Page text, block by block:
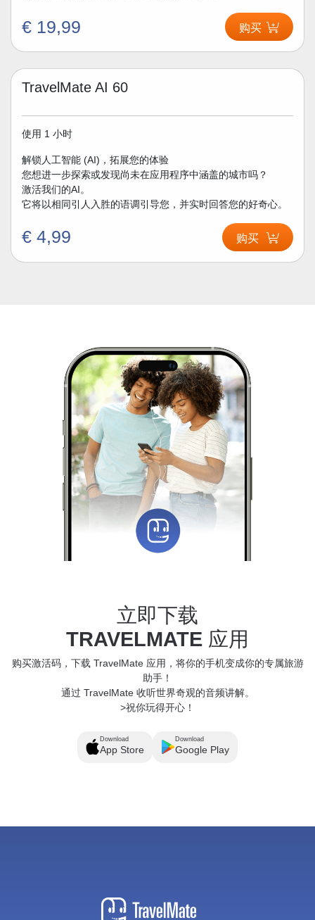
€ 19,99 购买
TravelMate AI 60
使用 1 小时
解锁人工智能 (AI)，拓展您的体验
您想进一步探索或发现尚未在应用程序中涵盖的城市吗？
激活我们的AI。
它将以相同引人入胜的语调引导您，并实时回答您的好奇心。
€ 4,99 购买
立即下载
TRAVELMATE 应用
购买激活码，下载 TravelMate 应用，将你的手机变成你的专属旅游
助手！
通过 TravelMate 收听世界奇观的音频讲解。
>祝你玩得开心！
Download
App Store
Download
Google Play